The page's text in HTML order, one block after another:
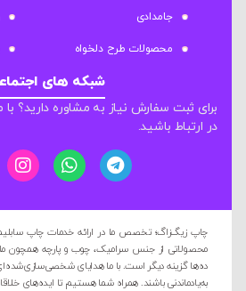
جامدادی
محصولات طرح دلخواه
شبکه های
برای ثبت سفارش نیاز به مشاوره دارید؟
در ارتباط باشید.
چاپ زیگ‌زاگ؛ تخصص ما در ارائه خدمات چاپ
محصولاتی از جنس سرامیک، چوب و پارچه همچون
ده‌ها گزینه دیگر است. با ما هدایای
به‌یادماندنی باشند. همراه شما هستیم تا ایده‌های